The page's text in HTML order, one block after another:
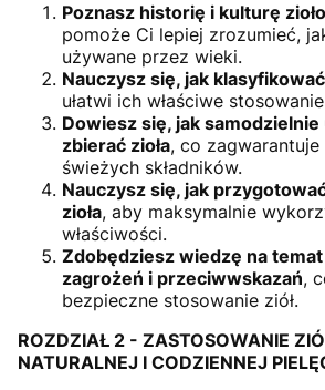
Poznasz historię i kulturę
pomoże Ci lepiej zrozumieć,
używane przez wieki.
Nauczysz się, jak
ułatwi ich właściwe
Dowiesz się, jak
zbierać zioła, co
świeżych składników.
Nauczysz się, jak
zioła, aby maksymalnie
właściwości.
Zdobędziesz wiedzę na
zagrożeń i przeciwwskazań,
bezpieczne stosowanie ziół.
ROZDZIAŁ 2 - ZASTOSOWANIE
NATURALNEJ I CODZIENNEJ